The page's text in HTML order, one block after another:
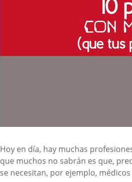
Hoy en día, hay muchas
que muchos no sabrán es que,
se necesitan, por ejemplo,